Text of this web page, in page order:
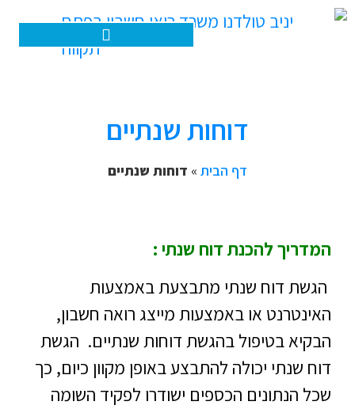
דוחות שנתיים
דף הבית » דוחות שנתיים
המדריך להכנת דוח שנתי :
הגשת דוח שנתי מתבצעת באמצעות
האינטרנט או באמצעות מייצג רואה חשבון,
הבקיא בטיפול בהגשת דוחות שנתיים. הגשת
דוח שנתי יכולה להתבצע באופן מקוון כיום, כך
שכל הנתונים הכספים ישודרו לפקיד השומה